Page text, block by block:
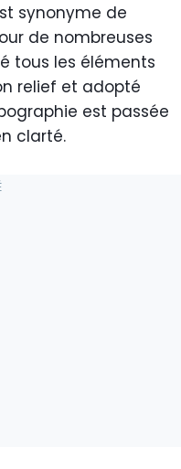
synonyme de
de nombreuses
tous les éléments
relief et adopté
est passée
clarté.